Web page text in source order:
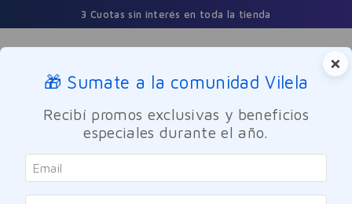
3 Cuotas sin interés en toda la tienda
Buscar
Cuidado Personal Higiene corporal Jabones y Talcos
×
🎁 Sumate a la comunidad Vilela
Recibí promos exclusivas y beneficios
especiales durante el año.